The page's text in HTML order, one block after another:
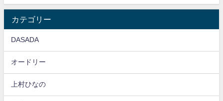
カテゴリー
DASADA
オードリー
上村ひなの